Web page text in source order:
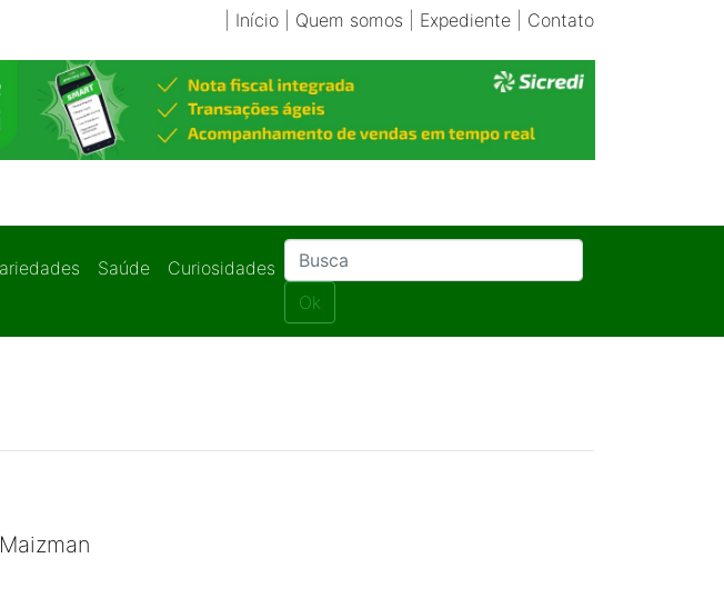
Início| Quem somos Expediente| Contato
Saúde
Curiosidades
Ok